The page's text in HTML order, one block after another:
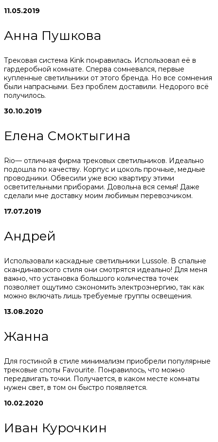
11.05.2019
Анна Пушкова
Трековая система Kink понравилась. Использовал её в
гардеробной комнате. Сперва сомневался, первые
купленные светильники от этого бренда. Но все сомнения
были напрасными. Без проблем доставили. Недорого всё
получилось.
30.10.2019
Елена Смоктыгина
Rio— отличная фирма трековых светильников. Идеально
подошла по качеству. Корпус и цоколь прочные, медные
проводники. Обвесили уже всю квартиру этими
осветительными приборами. Довольна вся семья! Даже
сделали мне доставку моим любимым перевозчиком.
17.07.2019
Андрей
Использовали каскадные светильники Lussole. В спальне
скандинавского стиля они смотрятся идеально! Для меня
важно, что установка большого количества точек
позволяет ощутимо сэкономить электроэнергию, так как
можно включать лишь требуемые группы освещения.
13.08.2020
Жанна
Для гостиной в стиле минимализм приобрели популярные
трековые споты Favourite. Понравилось, что можно
передвигать точки. Получается, в каком месте комнаты
нужен свет, в том он быстро появляется.
10.02.2020
Иван Курочкин